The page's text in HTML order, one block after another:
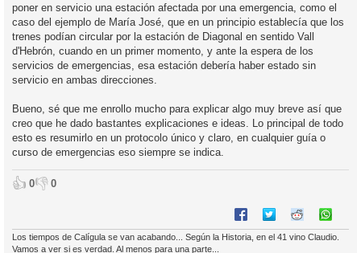
poner en servicio una estación afectada por una emergencia, como el
caso del ejemplo de María José, que en un principio establecía que los
trenes podían circular por la estación de Diagonal en sentido Vall
d'Hebrón, cuando en un primer momento, y ante la espera de los
servicios de emergencias, esa estación debería haber estado sin
servicio en ambas direcciones.
Bueno, sé que me enrollo mucho para explicar algo muy breve así que
creo que he dado bastantes explicaciones e ideas. Lo principal de todo
esto es resumirlo en un protocolo único y claro, en cualquier guía o
curso de emergencias eso siempre se indica.
👍 0👎 0
Los tiempos de Calígula se van acabando... Según la Historia, en el 41 vino Claudio.
Vamos a ver si es verdad. Al menos para una parte...